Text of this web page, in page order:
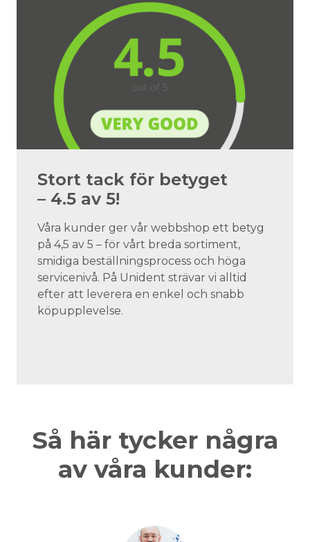
Stort tack för betyget
– 4.5 av 5!
Våra kunder ger vår webbshop ett betyg
på 4,5 av 5 – för vårt breda sortiment,
smidiga beställningsprocess och höga
servicenivå. På Unident strävar vi alltid
efter att leverera en enkel och snabb
köpupplevelse.
Så här tycker några
av våra kunder: